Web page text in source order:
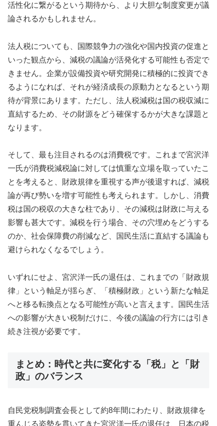
活性化に繋がるという期待から、より大胆な制度変更が議
論されるかもしれません。
法人税についても、国際競争力の強化や国内投資の促進と
いった観点から、減税の議論が活発化する可能性も否定で
きません。企業が設備投資や研究開発に積極的に投資でき
るようになれば、それが経済成長の原動力となるという期
待が背景にあります。ただし、法人税減税は国の税収減に
直結するため、その財源をどう確保するかが大きな課題と
なります。
そして、最も注目されるのは消費税です。これまで宮沢洋
一氏が消費税減税論に対しては慎重な立場を取っていたこ
とを考えると、財政規律を重視する声が後退すれば、減税
論が再び勢いを増す可能性も考えられます。しかし、消費
税は国の税収の大きな柱であり、その減税は財政に与える
影響も甚大です。減税を行う場合、その穴埋めをどうする
のか、社会保障費の削減など、国民生活に直結する議論も
避けられなくなるでしょう。
いずれにせよ、宮沢洋一氏の退任は、これまでの「財政規
律」という軸足が揺らぎ、「積極財政」という新たな軸足
へと移る転換点となる可能性が高いと言えます。国民生活
への影響が大きい税制だけに、今後の議論の行方には引き
続き注視が必要です。
まとめ：時代と共に変化する「税」と「財
政」のバランス
自民党税制調査会長として約8年間にわたり、財政規律を
重んじる姿勢を貫いてきた宮沢洋一氏の退任は、日本の税